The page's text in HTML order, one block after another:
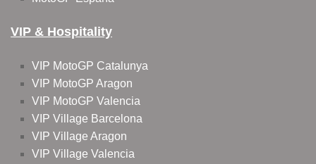
VIP & Hospitality
VIP MotoGP Catalunya
VIP MotoGP Aragon
VIP MotoGP Valencia
VIP Village Barcelona
VIP Village Aragon
VIP Village Valencia